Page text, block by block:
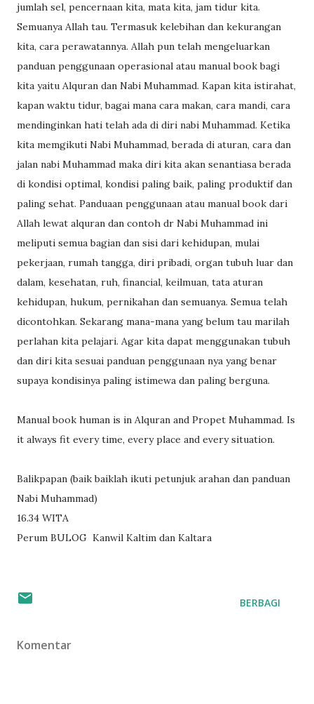
jumlah sel, pencernaan kita, mata kita, jam tidur kita.
Semuanya Allah tau. Termasuk kelebihan dan kekurangan
kita, cara perawatannya. Allah pun telah mengeluarkan
panduan penggunaan operasional atau manual book bagi
kita yaitu Alquran dan Nabi Muhammad. Kapan kita istirahat,
kapan waktu tidur, bagai mana cara makan, cara mandi, cara
mendinginkan hati telah ada di diri nabi Muhammad. Ketika
kita memgikuti Nabi Muhammad, berada di aturan, cara dan
jalan nabi Muhammad maka diri kita akan senantiasa berada
di kondisi optimal, kondisi paling baik, paling produktif dan
paling sehat. Panduaan penggunaan atau manual book dari
Allah lewat alquran dan contoh dr Nabi Muhammad ini
meliputi semua bagian dan sisi dari kehidupan, mulai
pekerjaan, rumah tangga, diri pribadi, organ tubuh luar dan
dalam, kesehatan, ruh, financial, keilmuan, tata aturan
kehidupan, hukum, pernikahan dan semuanya. Semua telah
dicontohkan. Sekarang mana-mana yang belum tau marilah
perlahan kita pelajari. Agar kita dapat menggunakan tubuh
dan diri kita sesuai panduan penggunaan nya yang benar
supaya kondisinya paling istimewa dan paling berguna.
Manual book human is in Alquran and Propet Muhammad. Is
it always fit every time, every place and every situation.
Balikpapan (baik baiklah ikuti petunjuk arahan dan panduan
Nabi Muhammad)
16.34 WITA
Perum BULOG Kanwil Kaltim dan Kaltara
BERBAGI
Komentar